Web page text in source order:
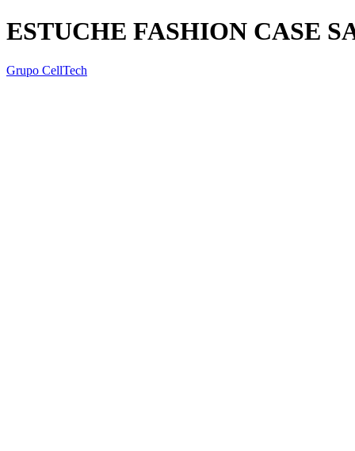
ESTUCHE FASHION CASE
Grupo CellTech